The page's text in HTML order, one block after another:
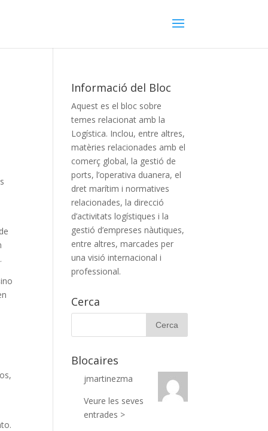
Informació del Bloc
Aquest es el bloc sobre
temes relacionat amb la
Logística. Inclou, entre altres,
matèries relacionades amb el
comerç global, la gestió de
ports, l’operativa duanera, el
dret marítim i normatives
relacionades, la direcció
d’activitats logístiques i la
gestió d’empreses nàutiques,
entre altres, marcades per
una visió internacional i
professional.
Cerca
Blocaires
jmartinezma
Veure les seves
entrades >